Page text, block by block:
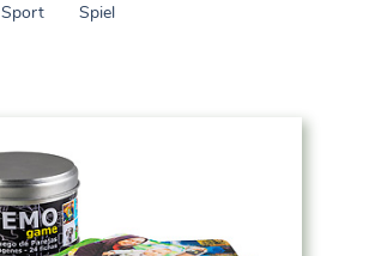
Sport Spiel